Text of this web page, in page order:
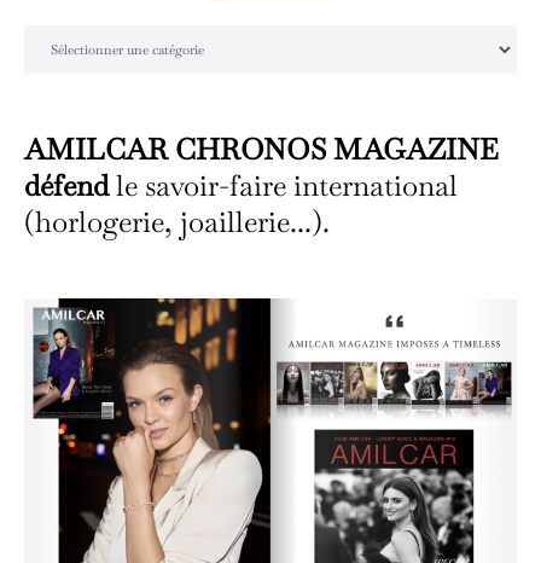
AMILCAR CHRONOS MAGAZINE
défendle savoir-faire international
(horlogerie, joaillerie...).